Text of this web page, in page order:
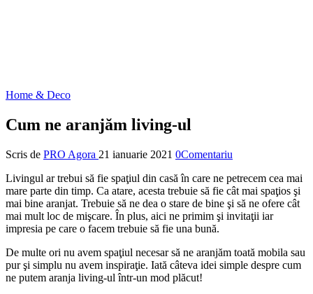
Home & Deco
Cum ne aranjăm living-ul
Scris de PRO Agora 21 ianuarie 2021 0Comentariu
Livingul ar trebui să fie spaţiul din casă în care ne petrecem cea mai
mare parte din timp. Ca atare, acesta trebuie să fie cât mai spaţios şi
mai bine aranjat. Trebuie să ne dea o stare de bine şi să ne ofere cât
mai mult loc de mişcare. În plus, aici ne primim şi invitaţii iar
impresia pe care o facem trebuie să fie una bună.
De multe ori nu avem spaţiul necesar să ne aranjăm toată mobila sau
pur şi simplu nu avem inspiraţie. Iată câteva idei simple despre cum
ne putem aranja living-ul într-un mod plăcut!